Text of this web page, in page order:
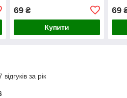
69₴
Купити
69
за рік